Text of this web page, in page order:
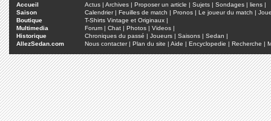
Accueil Actus | Archives | Proposer un article | Sujets | Sondages | liens |
Saison
Calendrier| Feuilles de match | Pronos | Le joueur du match |
Boutique
T-Shirts Vintage et Originaux |
Multimedia
Forum | Chat | Photos | Videos |
Historique
Chroniques du passé | Joueurs | Saisons | Sedan |
AllezSedan.com
Nous contacter| Plan du site | Aide | Encyclopedie | Recherche |